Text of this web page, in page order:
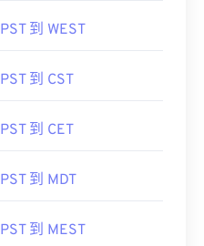
PST 到 WEST
PST 到 CST
PST 到 CET
PST 到 MDT
PST 到 MEST